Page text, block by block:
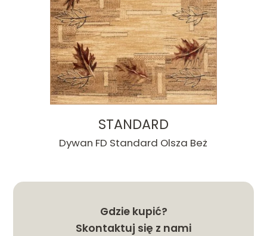
STANDARD
Dywan FD Standard Olsza Beż
Gdzie kupić?
Skontaktuj się z nami